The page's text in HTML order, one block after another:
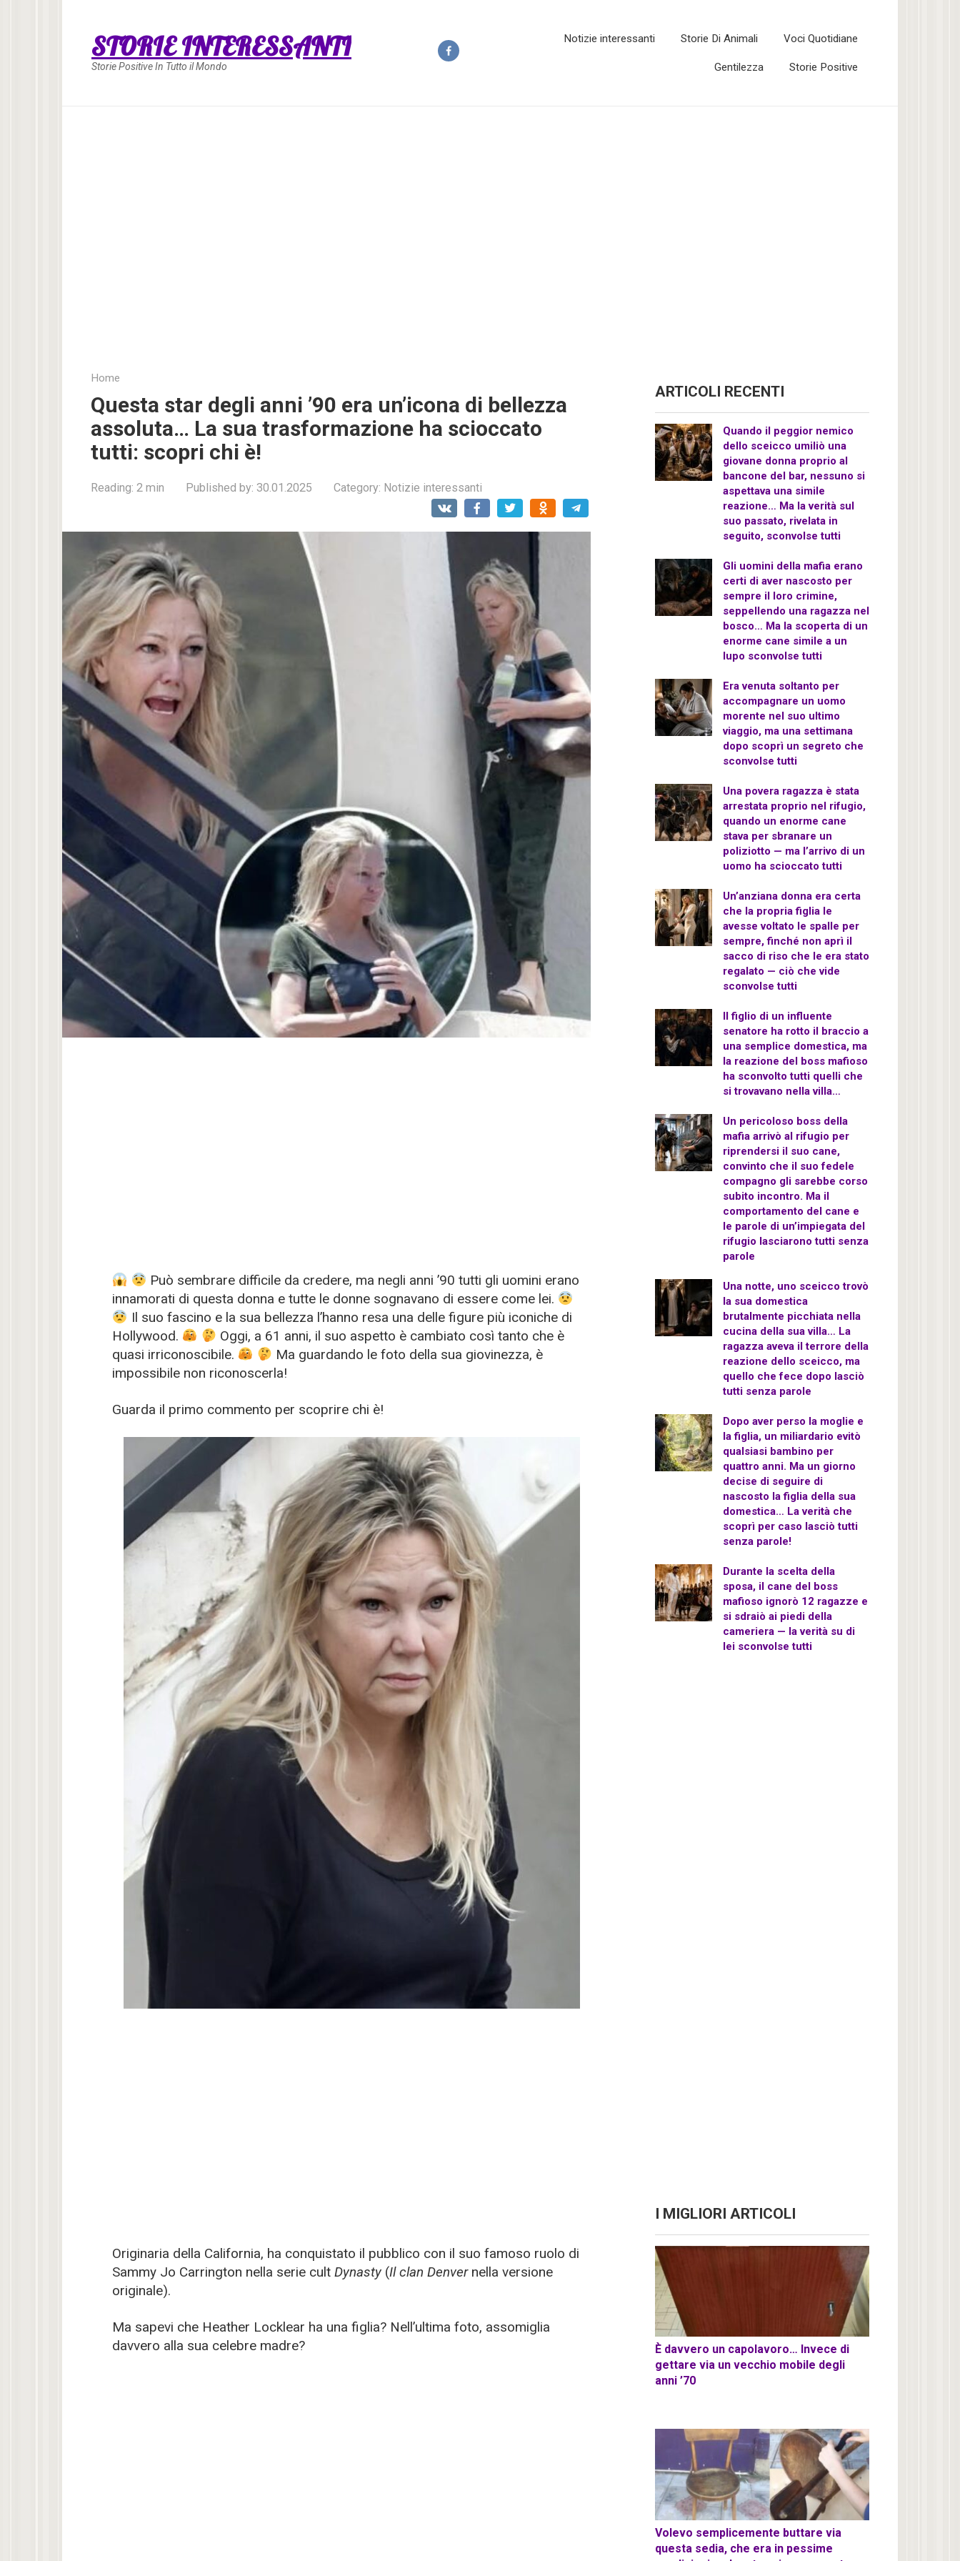
STORIE INTERESSANTI
Storie Positive In Tutto il Mondo
Notizie interessanti Storie Di Animali Voci Quotidiane
Gentilezza Storie Positive
Home
Questa star degli anni ’90 era un’icona di bellezza
assoluta… La sua trasformazione ha scioccato
tutti: scopri chi è!
Reading: 2 min Published by: 30.01.2025 Category: Notizie interessanti
Può sembrare difficile da credere, ma negli anni ’90 tutti gli uomini erano
innamorati di questa donna e tutte le donne sognavano di essere come lei.
Il suo fascino e la sua bellezza l’hanno resa una delle figure più iconiche di
Hollywood.
Oggi, a 61 anni, il suo aspetto è cambiato così tanto che è
quasi irriconoscibile.
Ma guardando le foto della sua giovinezza, è
impossibile non riconoscerla!
Guarda il primo commento per scoprire chi è!
Originaria della California, ha conquistato il pubblico con il suo famoso ruolo di
Sammy Jo Carrington nella serie cult Dynasty (Il clan Denvernella versione
originale).
Ma sapevi che Heather Locklear ha una figlia? Nell’ultima foto, assomiglia
davvero alla sua celebre madre?
ARTICOLI RECENTI
Quando il peggior nemico
dello sceicco umiliò una
giovane donna proprio al
bancone del bar, nessuno si
aspettava una simile
reazione… Ma la verità sul
suo passato, rivelata in
seguito, sconvolse tutti
Gli uomini della mafia erano
certi di aver nascosto per
sempre il loro crimine,
seppellendo una ragazza nel
bosco… Ma la scoperta di un
enorme cane simile a un
lupo sconvolse tutti
Era venuta soltanto per
accompagnare un uomo
morente nel suo ultimo
viaggio, ma una settimana
dopo scoprì un segreto che
sconvolse tutti
Una povera ragazza è stata
arrestata proprio nel rifugio,
quando un enorme cane
stava per sbranare un
poliziotto — ma l’arrivo di un
uomo ha scioccato tutti
Un’anziana donna era certa
che la propria figlia le
avesse voltato le spalle per
sempre, finché non aprì il
sacco di riso che le era stato
regalato — ciò che vide
sconvolse tutti
Il figlio di un influente
senatore ha rotto il braccio a
una semplice domestica, ma
la reazione del boss mafioso
ha sconvolto tutti quelli che
si trovavano nella villa…
Un pericoloso boss della
mafia arrivò al rifugio per
riprendersi il suo cane,
convinto che il suo fedele
compagno gli sarebbe corso
subito incontro. Ma il
comportamento del cane e
le parole di un’impiegata del
rifugio lasciarono tutti senza
parole
Una notte, uno sceicco trovò
la sua domestica
brutalmente picchiata nella
cucina della sua villa… La
ragazza aveva il terrore della
reazione dello sceicco, ma
quello che fece dopo lasciò
tutti senza parole
Dopo aver perso la moglie e
la figlia, un miliardario evitò
qualsiasi bambino per
quattro anni. Ma un giorno
decise di seguire di
nascosto la figlia della sua
domestica… La verità che
scoprì per caso lasciò tutti
senza parole!
Durante la scelta della
sposa, il cane del boss
mafioso ignorò 12 ragazze e
si sdraiò ai piedi della
cameriera — la verità su di
lei sconvolse tutti
I MIGLIORI ARTICOLI
È davvero un capolavoro… Invece di
gettare via un vecchio mobile degli
anni ’70
Volevo semplicemente buttare via
questa sedia, che era in pessime